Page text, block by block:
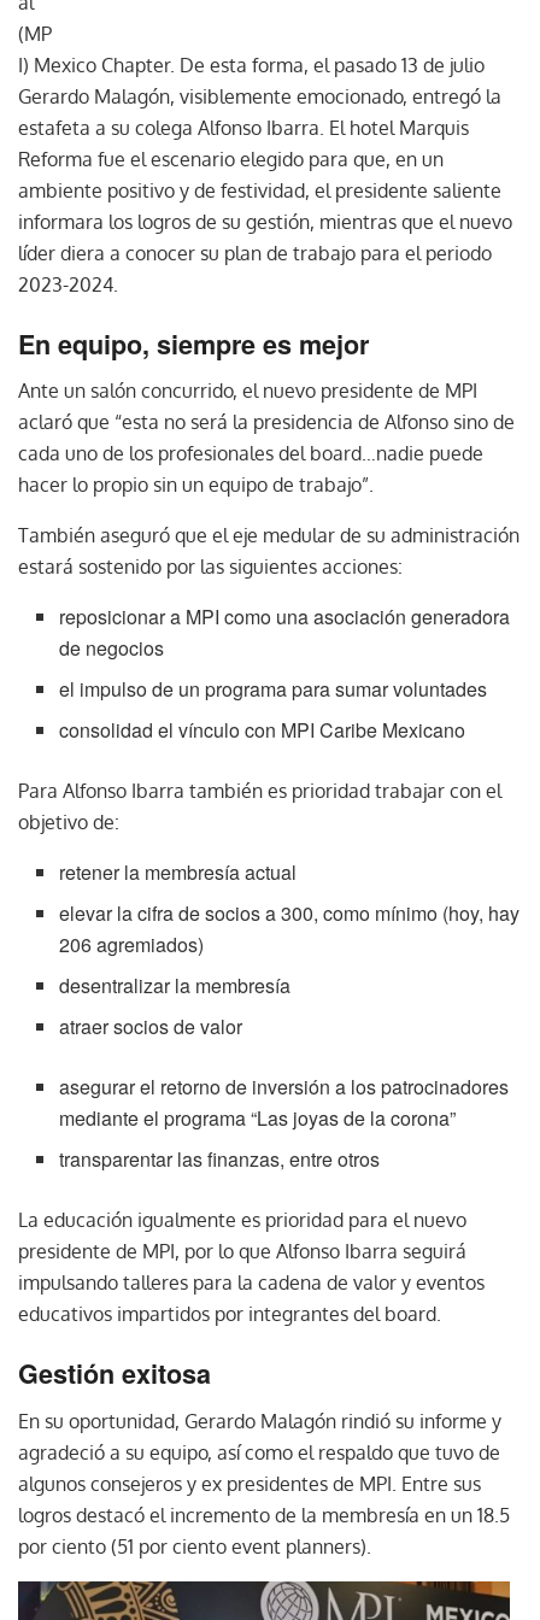
(MP
I) Mexico Chapter. De esta forma, el pasado 13 de julio
Gerardo Malagón, visiblemente emocionado, entregó la
estafeta a su colega Alfonso Ibarra. El hotel Marquis
Reforma fue el escenario elegido para que, en un
ambiente positivo y de festividad, el presidente saliente
informara los logros de su gestión, mientras que el nuevo
líder diera a conocer su plan de trabajo para el periodo
2023-2024.
En equipo, siempre es mejor
Ante un salón concurrido, el nuevo presidente de MPI
aclaró que “esta no será la presidencia de Alfonso sino de
cada uno de los profesionales del board…nadie puede
hacer lo propio sin un equipo de trabajo”.
También aseguró que el eje medular de su administración
estará sostenido por las siguientes acciones:
reposicionar a MPI como una asociación generadora
de negocios
el impulso de un programa para sumar voluntades
consolidad el vínculo con MPI Caribe Mexicano
Para Alfonso Ibarra también es prioridad trabajar con el
objetivo de:
retener la membresía actual
elevar la cifra de socios a 300, como mínimo (hoy, hay
206 agremiados)
desentralizar la membresía
atraer socios de valor
asegurar el retorno de inversión a los patrocinadores
mediante el programa “Las joyas de la corona”
transparentar las finanzas, entre otros
La educación igualmente es prioridad para el nuevo
presidente de MPI, por lo que Alfonso Ibarra seguirá
impulsando talleres para la cadena de valor y eventos
educativos impartidos por integrantes del board.
Gestión exitosa
En su oportunidad, Gerardo Malagón rindió su informe y
agradeció a su equipo, así como el respaldo que tuvo de
algunos consejeros y ex presidentes de MPI. Entre sus
logros destacó el incremento de la membresía en un 18.5
por ciento (51 por ciento event planners).